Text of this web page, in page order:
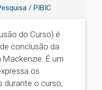
/ PIBIC
do Curso) é
conclusão da
Mackenzie. É um
os
durante o curso,